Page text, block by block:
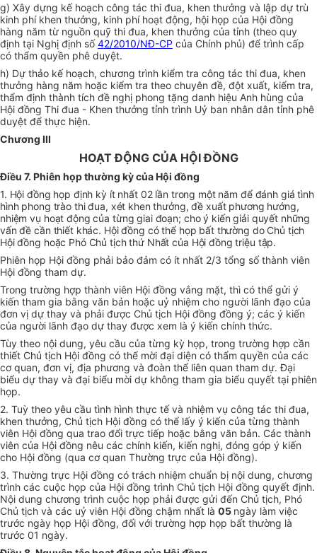
g) Xây dựng kế hoạch công tác thi đua, khen thưởng và lập dự trù
kinh phí khen thưởng, kinh phí hoạt động, hội họp của Hội đồng
hàng năm từ nguồn quỹ thi đua, khen thưởng của tỉnh (theo quy
định tại Nghị định số42/2010/NĐ-CP của Chính phủ) để trình cấp
có thẩm quyền phê duyệt.
h) Dự thảo kế hoạch, chương trình kiểm tra công tác thi đua, khen
thưởng hàng năm hoặc kiểm tra theo chuyên đề, đột xuất, kiểm tra,
thẩm định thành tích đề nghị phong tặng danh hiệu Anh hùng của
Hội đồng Thi đua - Khen thưởng tỉnh trình Uỷ ban nhân dân tỉnh phê
duyệt để thực hiện.
Chương III
HOẠT ĐỘNG CỦA HỘI ĐỒNG
Điều 7. Phiên họp thường kỳ của Hội đồng
1. Hội đồng họp định kỳ ít nhất 02 lần trong một năm để đánh giá tình
hình phong trào thi đua, xét khen thưởng, đề xuất phương hướng,
nhiệm vụ hoạt động của từng giai đoạn; cho ý kiến giải quyết những
vấn đề cần thiết khác. Hội đồng có thể họp bất thường do Chủ tịch
Hội đồng hoặc Phó Chủ tịch thứ Nhất của Hội đồng triệu tập.
Phiên họp Hội đồng phải bảo đảm có ít nhất 2/3 tổng số thành viên
Hội đồng tham dự.
Trong trường hợp thành viên Hội đồng vắng mặt, thì có thể gửi ý
kiến tham gia bằng văn bản hoặc uỷ nhiệm cho người lãnh đạo của
đơn vị dự thay và phải được Chủ tịch Hội đồng đồng ý; các ý kiến
của người lãnh đạo dự thay được xem là ý kiến chính thức.
Tùy theo nội dung, yêu cầu của từng kỳ họp, trong trường hợp cần
thiết Chủ tịch Hội đồng có thể mời đại diện có thẩm quyền của các
cơ quan, đơn vị, địa phương và đoàn thể liên quan tham dự. Đại
biểu dự thay và đại biểu mời dự không tham gia biểu quyết tại phiên
họp.
2. Tuỳ theo yêu cầu tình hình thực tế và nhiệm vụ công tác thi đua,
khen thưởng, Chủ tịch Hội đồng có thể lấy ý kiến của từng thành
viên Hội đồng qua trao đổi trực tiếp hoặc bằng văn bản. Các thành
viên của Hội đồng nêu các chính kiến, kiến nghị, đóng góp ý kiến
cho Hội đồng (qua cơ quan Thường trực của Hội đồng).
3. Thường trực Hội đồng có trách nhiệm chuẩn bị nội dung, chương
trình các cuộc họp của Hội đồng trình Chủ tịch Hội đồng quyết định.
Nội dung chương trình cuộc họp phải được gửi đến Chủ tịch, Phó
Chủ tịch và các uỷ viên Hội đồng chậm nhất là 05 ngày làm việc
trước ngày họp Hội đồng, đối với trường hợp họp bất thường là
trước 01 ngày.